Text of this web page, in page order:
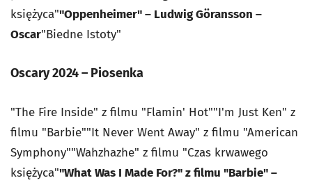
księżyca""Oppenheimer" – Ludwig Göransson –
Oscar"Biedne Istoty"
Oscary 2024 – Piosenka
"The Fire Inside" z filmu "Flamin' Hot""I'm Just Ken" z
filmu "Barbie""It Never Went Away" z filmu "American
Symphony""Wahzhazhe" z filmu "Czas krwawego
księżyca""What Was I Made For?" z filmu "Barbie" –